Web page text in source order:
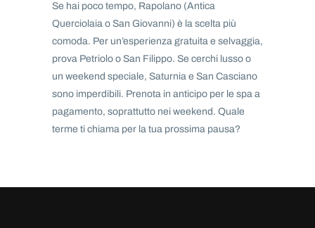
Se hai poco tempo, Rapolano (Antica
Querciolaia o San Giovanni) è la scelta più
comoda. Per un’esperienza gratuita e selvaggia,
prova Petriolo o San Filippo. Se cerchi lusso o
un weekend speciale, Saturnia e San Casciano
sono imperdibili. Prenota in anticipo per le spa a
pagamento, soprattutto nei weekend. Quale
terme ti chiama per la tua prossima pausa?